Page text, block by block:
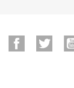
Facebook